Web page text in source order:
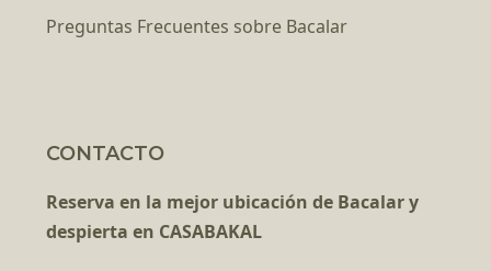
Preguntas Frecuentes sobre Bacalar
CONTACTO
Reserva en la mejor ubicación de Bacalar y
despierta en CASABAKAL